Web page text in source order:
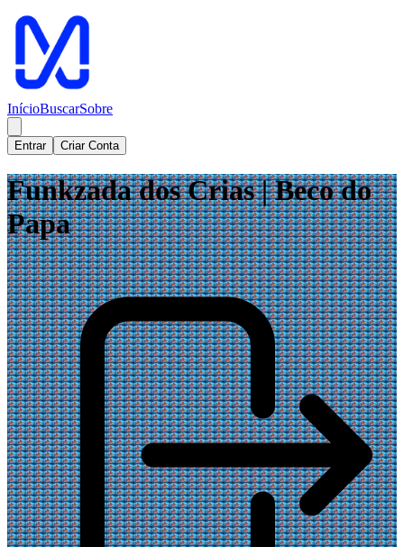
InícioBuscarSobre
Entrar Criar Conta
Funkzada dos Crias | Beco do
Papa